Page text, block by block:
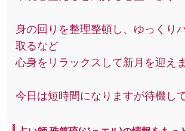
身の回りを整理整頓し、ゆっくり
取るなど
心身をリラックスして新月を迎え
今日は短時間になりますが待機し